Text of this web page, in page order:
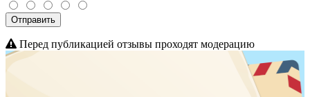
Отправить
Перед публикацией отзывы проходят модерацию